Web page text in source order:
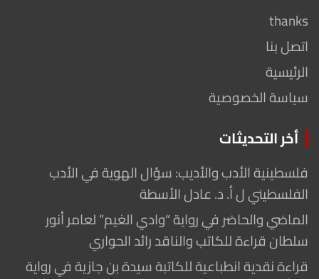
thanks
اتصل بنا
الرئيسية
سياسة الخصوصية
أخر التحديثات
فلسطينية الأدب والأديب: سؤال الهوية في الأدب
الفلسطيني ل أ. د. عادل الأسطة
الماضي والحاضر في رواية “وادي الغيم” لعامر أنور
سلطان قراءة للكاتب والناقد رائد الحواري
قراءة نقدية انطباعية للكاتبة سيدة بن جازية في رواية